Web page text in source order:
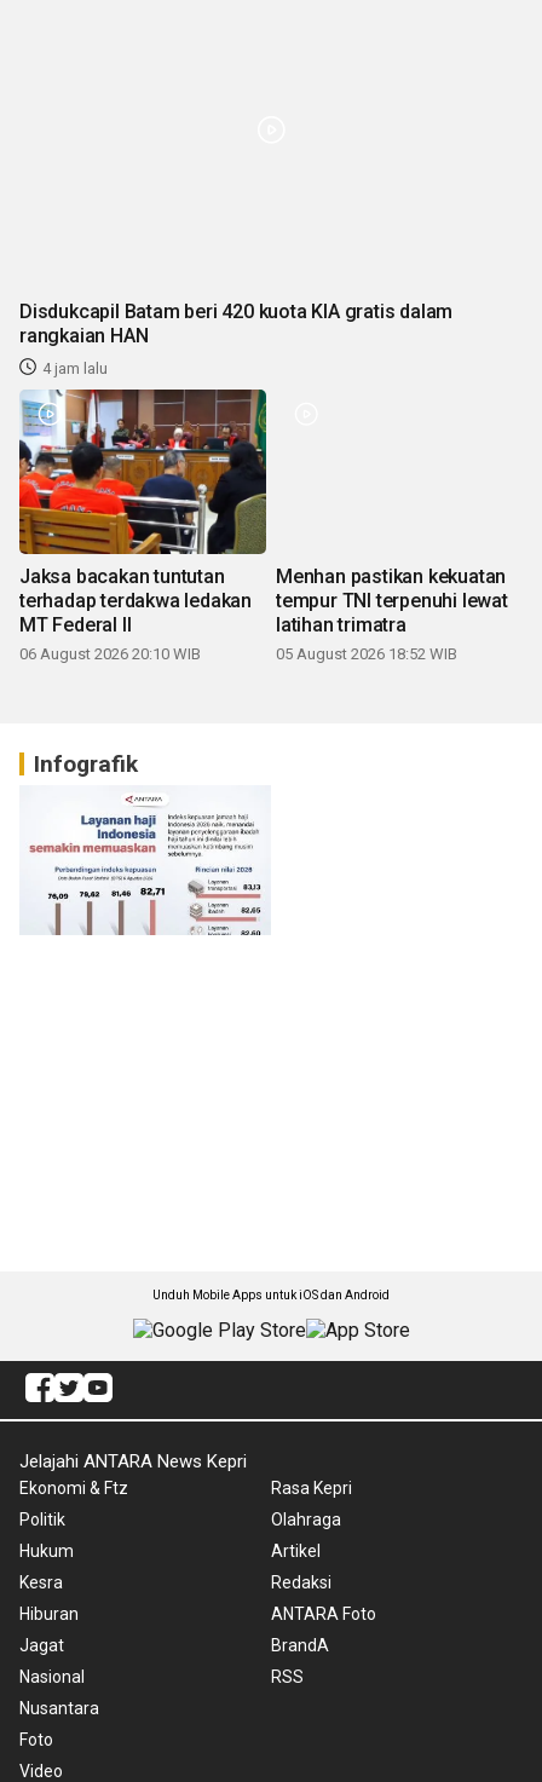
Disdukcapil Batam beri 420 kuota KIA gratis dalam
rangkaian HAN
4 jam lalu
Jaksa bacakan tuntutan
terhadap terdakwa ledakan
MT Federal II
06 August 2026 20:10 WIB
Menhan pastikan kekuatan
tempur TNI terpenuhi lewat
latihan trimatra
05 August 2026 18:52 WIB
Infografik
Unduh Mobile Apps untuk iOS dan Android
Jelajahi ANTARA News Kepri
Ekonomi & Ftz
Politik
Hukum
Kesra
Hiburan
Jagat
Nasional
Nusantara
Foto
Video
Rasa Kepri
Olahraga
Artikel
Redaksi
ANTARA Foto
BrandA
RSS